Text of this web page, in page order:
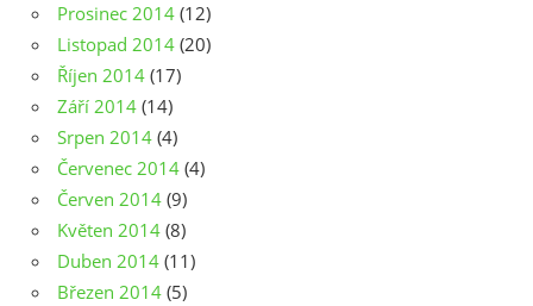
Prosinec 2014 (12)
Listopad 2014 (20)
Říjen 2014 (17)
Září 2014 (14)
Srpen 2014 (4)
Červenec 2014 (4)
Červen 2014 (9)
Květen 2014 (8)
Duben 2014 (11)
Březen 2014 (5)